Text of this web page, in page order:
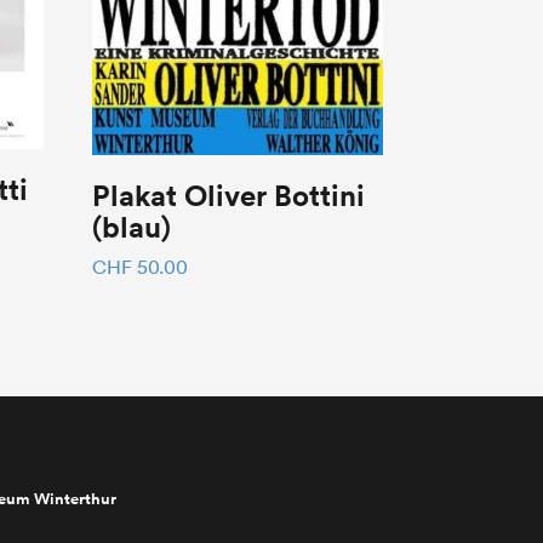
Plakat Oliver Bottini
(blau)
CHF 50.00
Winterthur